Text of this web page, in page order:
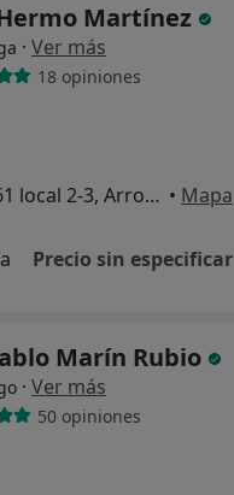
Martínez
· Ver más
18 opiniones
Avd de la constitución 61 local 2-3, Arroyo de la Miel • Mapa
Precio sin especificar
Marín Rubio
· Ver más
50 opiniones